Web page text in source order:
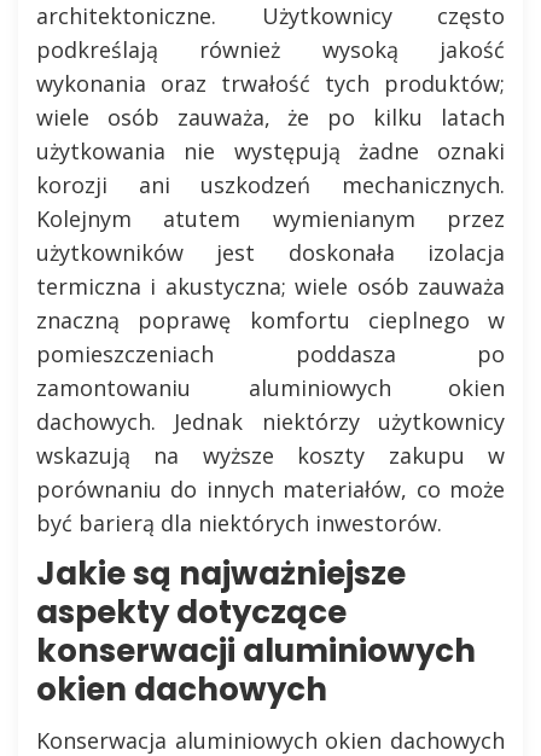
architektoniczne. Użytkownicy często
podkreślają również wysoką jakość
wykonania oraz trwałość tych produktów;
wiele osób zauważa, że po kilku latach
użytkowania nie występują żadne oznaki
korozji ani uszkodzeń mechanicznych.
Kolejnym atutem wymienianym przez
użytkowników jest doskonała izolacja
termiczna i akustyczna; wiele osób zauważa
znaczną poprawę komfortu cieplnego w
pomieszczeniach poddasza po
zamontowaniu aluminiowych okien
dachowych. Jednak niektórzy użytkownicy
wskazują na wyższe koszty zakupu w
porównaniu do innych materiałów, co może
być barierą dla niektórych inwestorów.
Jakie są najważniejsze
aspekty dotyczące
konserwacji aluminiowych
okien dachowych
Konserwacja aluminiowych okien dachowych